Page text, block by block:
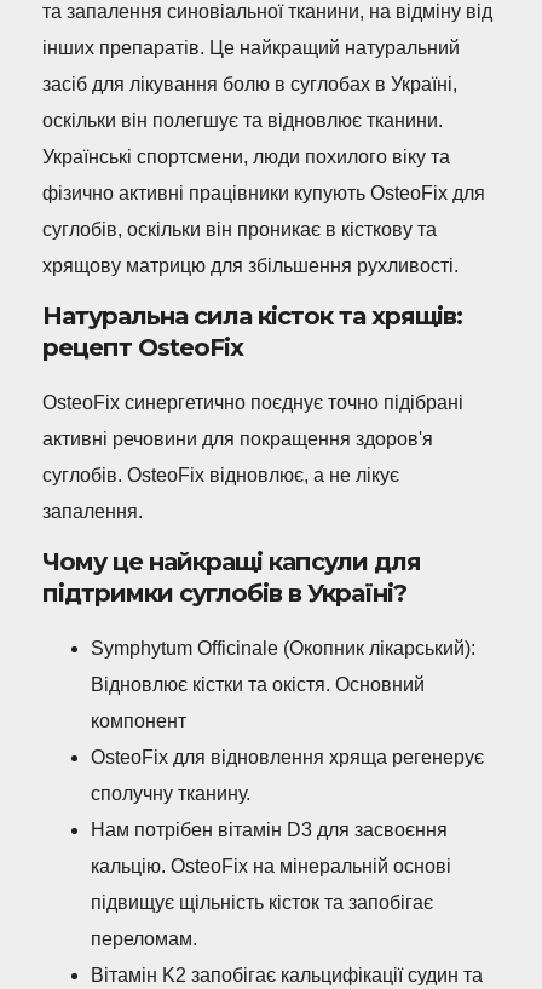
та запалення синовіальної тканини, на відміну від
інших препаратів. Це найкращий натуральний
засіб для лікування болю в суглобах в Україні,
оскільки він полегшує та відновлює тканини.
Українські спортсмени, люди похилого віку та
фізично активні працівники купують OsteoFix для
суглобів, оскільки він проникає в кісткову та
хрящову матрицю для збільшення рухливості.
Натуральна сила кісток та хрящів:
рецепт OsteoFix
OsteoFix синергетично поєднує точно підібрані
активні речовини для покращення здоров'я
суглобів. OsteoFix відновлює, а не лікує
запалення.
Чому це найкращі капсули для
підтримки суглобів в Україні?
Symphytum Officinale (Окопник лікарський):
Відновлює кістки та окістя. Основний
компонент
OsteoFix для відновлення хряща регенерує
сполучну тканину.
Нам потрібен вітамін D3 для засвоєння
кальцію. OsteoFix на мінеральній основі
підвищує щільність кісток та запобігає
переломам.
Вітамін K2 запобігає кальцифікації судин та